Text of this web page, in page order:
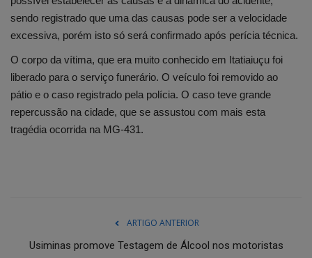
sendo registrado que uma das causas pode ser a velocidade
excessiva, porém isto só será confirmado após perícia técnica.
O corpo da vítima, que era muito conhecido em Itatiaiuçu foi
liberado para o serviço funerário. O veículo foi removido ao
pátio e o caso registrado pela polícia. O caso teve grande
repercussão na cidade, que se assustou com mais esta
tragédia ocorrida na MG-431.
ARTIGO ANTERIOR
Usiminas promove Testagem de Álcool nos motoristas